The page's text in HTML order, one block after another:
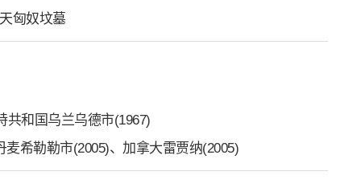
匈奴坟墓
共和国乌兰乌德市(1967)
希勒勒市(2005)、加拿大雷贾纳(2005)